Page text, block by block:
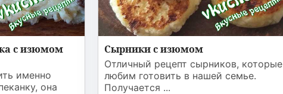
с изюмом
именно
она
Сырники с изюмом
Отличный рецепт сырников, которые
любим готовить в нашей семье.
Получается ...